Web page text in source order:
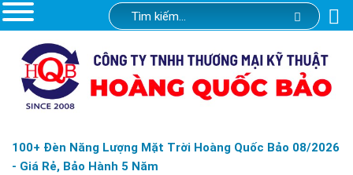
100+ Đèn Năng Lượng Mặt Trời Hoàng Quốc Bảo 08/2026
- Giá Rẻ, Bảo Hành 5 Năm